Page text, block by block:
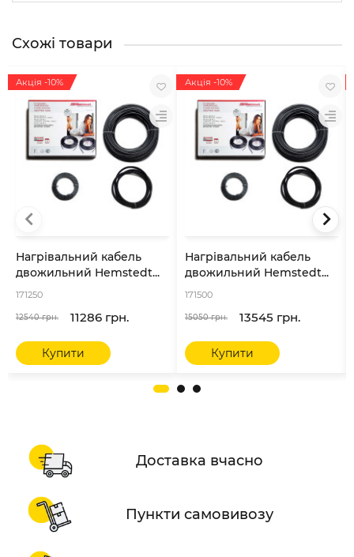
Схожі товари
Акція -10%
Нагрівальний кабель
двожильний Hemstedt...
171250
12540 грн. 11286 грн.
Купити
Акція -10%
Нагрівальний кабель
двожильний Hemstedt...
171500
15050 грн. 13545 грн.
Купити
Доставка вчасно
Пункти самовивозу